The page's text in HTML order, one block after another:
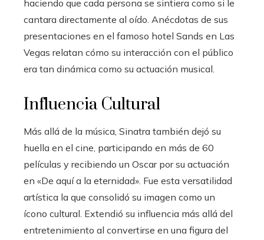
haciendo que cada persona se sintiera como si le
cantara directamente al oído. Anécdotas de sus
presentaciones en el famoso hotel Sands en Las
Vegas relatan cómo su interacción con el público
era tan dinámica como su actuación musical.
Influencia Cultural
Más allá de la música, Sinatra también dejó su
huella en el cine, participando en más de 60
películas y recibiendo un Oscar por su actuación
en «De aquí a la eternidad». Fue esta versatilidad
artística la que consolidó su imagen como un
ícono cultural. Extendió su influencia más allá del
entretenimiento al convertirse en una figura del